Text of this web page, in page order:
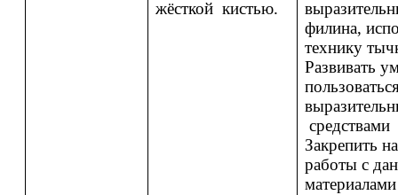
жёсткой кистью.
филина,
технику
Развивать
Закрепить
работы с
материалами